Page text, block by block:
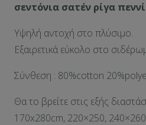
σεντόνια σατέν ρίγα
Υψηλή αντοχή στο πλύσιμο.
Εξαιρετικά εύκολο στο
Σύνθεση : 80%cotton
Θα τo βρείτε στις εξής
170x280cm, 220×250,